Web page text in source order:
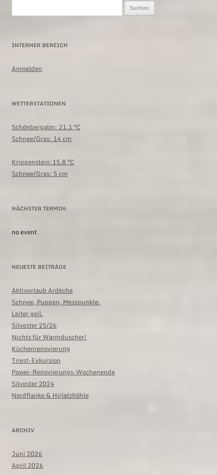
nach:
INTERNER BEREICH
Anmelden
WETTERSTATIONEN
Schönbergalm: 21.1 °C
Schnee/Gras: 14 cm
Krippenstein:15.8 °C
Schnee/Gras: 5 cm
NÄCHSTER TERMIN:
no event
NEUESTE BEITRÄGE
Aktivurlaub Ardèche
Schnee, Puppen, Messpunkte.
Leiter geil.
Silvester 25/26
Nichts für Warmduscher!
Küchenrenovierung
Triest-Exkursion
Power-Renovierungs-Wochenende
Silvester 2024
Nordflanke & Hirlatzhöhle
ARCHIV
Juni 2026
April 2026